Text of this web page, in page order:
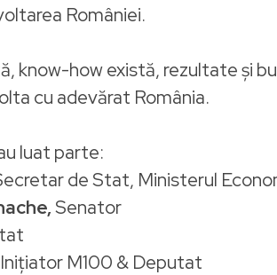
României.
know-how există, rezultate și
cu adevărat România.
luat parte:
de Stat, Ministerul
Senator
Inițiator M100 & Deputat